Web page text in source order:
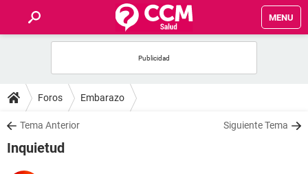
MENU
FOROS
SALUD
FAMILIA
Foros Embarazo
Tema Anterior Siguiente Tema
Inquietud